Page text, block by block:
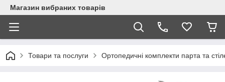
Магазин вибраних товарів
Товари та послуги Ортопедичні комплекти парта та